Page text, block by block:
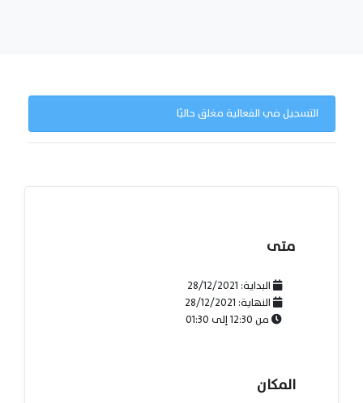
التسجيل في الفعالية مغلق حاليًا
متى
البداية: 28/12/2021
النهاية: 28/12/2021
من12:30إلى01:30
المكان